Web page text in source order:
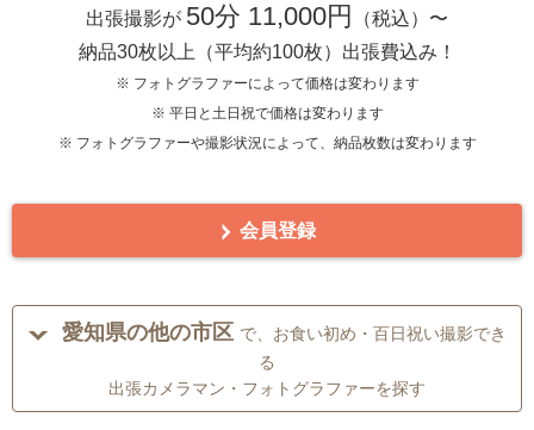
出張撮影が 50分 11,000円
（税込）〜
納品30枚以上（平均約100枚）出張費込み！
※ フォトグラファーによって価格は変わります
※ 平日と土日祝で価格は変わります
※ フォトグラファーや撮影状況によって、納品枚数は変わります
会員登録
愛知県の他の市区 で、お食い初め・百日祝い撮影でき
る
出張カメラマン・フォトグラファーを探す